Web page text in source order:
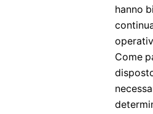
hanno
Come